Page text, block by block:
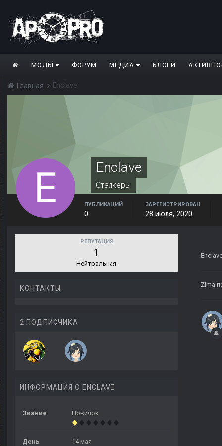
МОДЫ ФОРУМ МЕДИА БЛОГИ
Главная Enclave
Enclave
Сталкеры
ПУБЛИКАЦИЙ
0
ЗАРЕГИСТРИРОВАН
28 июля, 2020
РЕПУТАЦИЯ
1
Нейтральная
КОНТАКТЫ
2 ПОДПИСЧИКА
ИНФОРМАЦИЯ О ENCLAVE
Звание Новичок
День
14 мая
Enclave
Zima